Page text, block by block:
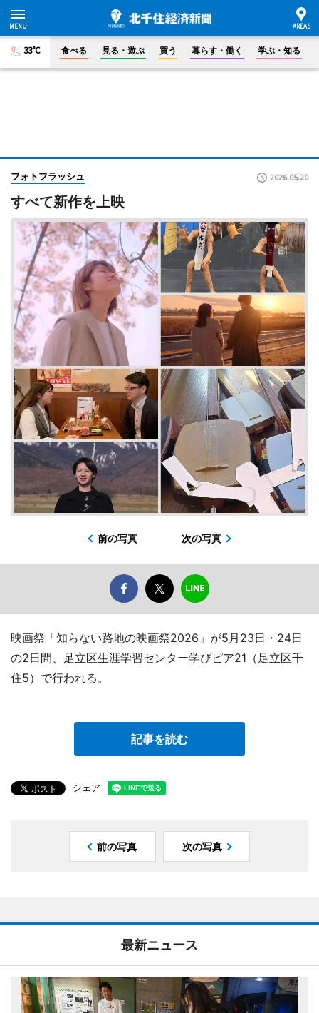
33°C 食べる 見る・遊ぶ 買う 暮らす・働く 学ぶ・知る
フォトフラッシュ 2026.05.20
すべて新作を上映
前の写真 次の写真
映画祭「知らない路地の映画祭2026」が5月23日・24日
の2日間、足立区生涯学習センター学びピア21（足立区千
住5）で行われる。
記事を読む
シェア
前の写真 次の写真
最新ニュース